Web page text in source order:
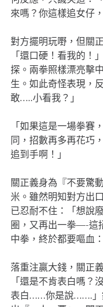
來嗎？你這樣追女仔
對方擺明玩嘢，但關
「還口硬！看我的！
探。兩拳照樣漂亮擊
生。如此奇怪表現，
敢…..小看我？」
「如果這是一場拳賽
同，招數再多再花巧
追到手啊！」
關正義身為『不要驚
米。雖然明知對方出
已忍耐不住：「想說
圈，又再出一拳—-這
中拳，終於都要嘔血
落重注贏大錢，關正
「還是不肯表白嗎
表白……你是說…….」